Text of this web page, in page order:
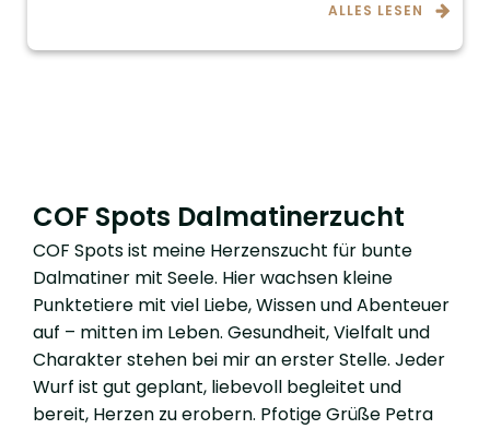
ALLES LESEN
COF Spots Dalmatinerzucht
COF Spots ist meine Herzenszucht für bunte
Dalmatiner mit Seele. Hier wachsen kleine
Punktetiere mit viel Liebe, Wissen und Abenteuer
auf – mitten im Leben. Gesundheit, Vielfalt und
Charakter stehen bei mir an erster Stelle. Jeder
Wurf ist gut geplant, liebevoll begleitet und
bereit, Herzen zu erobern. Pfotige Grüße Petra